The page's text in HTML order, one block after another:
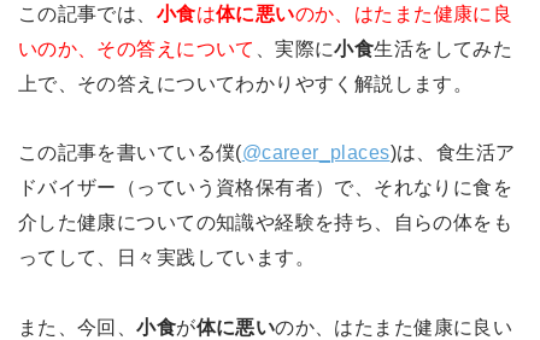
この記事では、 小食は体に悪いのか、はたまた健康に良
いのか、その答えについて
、実際に小食生活をしてみた
上で、その答えについてわかりやすく解説します。
この記事を書いている僕(@career_places)は、食生活ア
ドバイザー（っていう資格保有者）で、それなりに食を
介した健康についての知識や経験を持ち、自らの体をも
ってして、日々実践しています。
また、今回、小食が体に悪いのか、はたまた健康に良い